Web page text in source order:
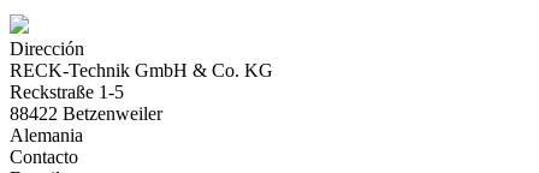
Dirección
RECK-Technik GmbH & Co. KG
Reckstraße 1-5
88422 Betzenweiler
Alemania
Contacto